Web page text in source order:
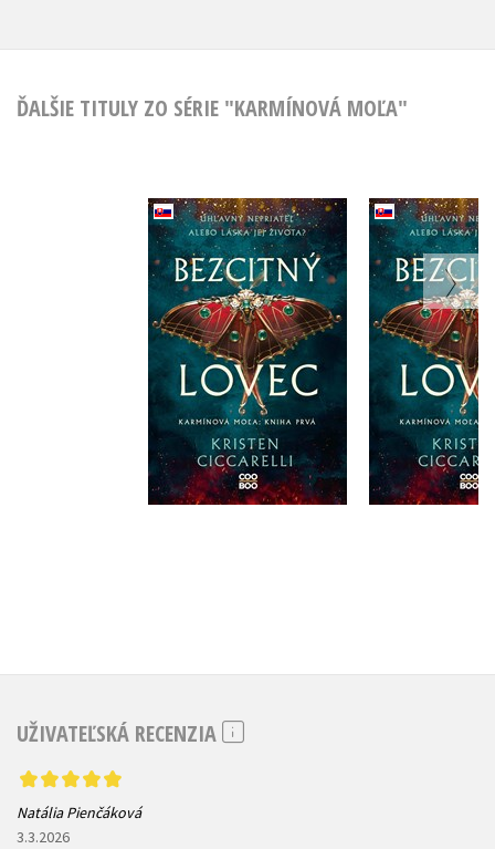
ĎALŠIE TITULY ZO SÉRIE "KARMÍNOVÁ MOĽA"
Bezcitný lovec (2.
akosť)
Kristen Ciccarelli
Do košíka
9,00 €
Kristen
Do
UŽIVATEĽSKÁ RECENZIA
Natália Pienčáková
3.3.2026